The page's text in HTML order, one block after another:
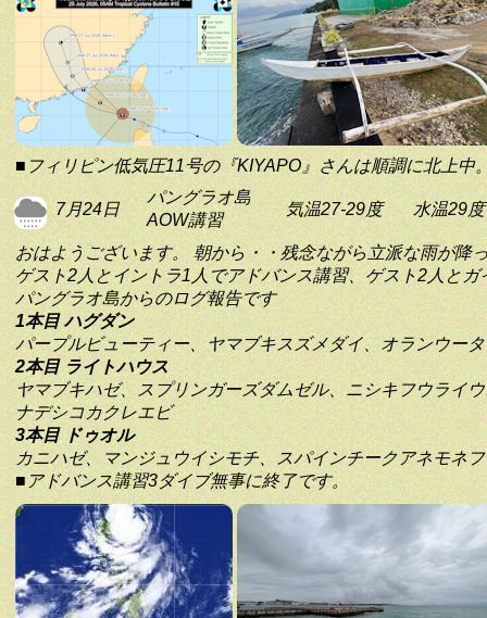
■フィリピン低気圧11号の『KIYAPO』さんは順調に北上中
7月24日
パングラオ島
AOW講習
気温27-29度 水温29度
おはようございます。 朝から・・残念ながら立派な雨が降
ゲスト2人とイントラ1人でアドバンス講習、ゲスト2人と
パングラオ島からのログ報告です
1本目 ハグダン
パープルビューティー、ヤマブキスズメダイ、オランウー
2本目 ライトハウス
ヤマブキハゼ、スプリンガーズダムゼル、ニシキフウライ
ナデシコカクレエビ
3本目 ドゥオル
カニハゼ、マンジュウイシモチ、スパインチークアネモネ
■アドバンス講習3ダイブ無事に終了です。